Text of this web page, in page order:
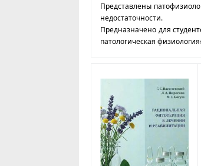
Представлены
недостаточности.
Предназначено для
патологическая